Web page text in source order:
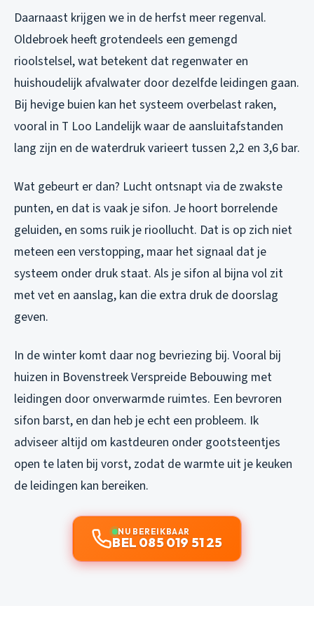
Daarnaast krijgen we in de herfst meer regenval.
Oldebroek heeft grotendeels een gemengd
rioolstelsel, wat betekent dat regenwater en
huishoudelijk afvalwater door dezelfde leidingen gaan.
Bij hevige buien kan het systeem overbelast raken,
vooral in T Loo Landelijk waar de aansluitafstanden
lang zijn en de waterdruk varieert tussen 2,2 en 3,6 bar.
Wat gebeurt er dan? Lucht ontsnapt via de zwakste
punten, en dat is vaak je sifon. Je hoort borrelende
geluiden, en soms ruik je rioollucht. Dat is op zich niet
meteen een verstopping, maar het signaal dat je
systeem onder druk staat. Als je sifon al bijna vol zit
met vet en aanslag, kan die extra druk de doorslag
geven.
In de winter komt daar nog bevriezing bij. Vooral bij
huizen in Bovenstreek Verspreide Bebouwing met
leidingen door onverwarmde ruimtes. Een bevroren
sifon barst, en dan heb je echt een probleem. Ik
adviseer altijd om kastdeuren onder gootsteentjes
open te laten bij vorst, zodat de warmte uit je keuken
de leidingen kan bereiken.
NU BEREIKBAAR
BEL 085 019 51 25